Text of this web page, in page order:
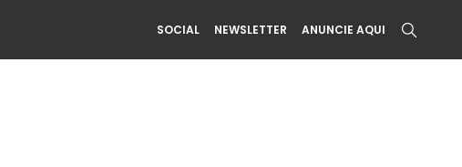
SOCIAL NEWSLETTER ANUNCIE AQUI